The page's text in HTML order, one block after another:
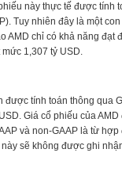
này thực tế được tính
Tuy nhiên đây là một
AMD chỉ có khả năng
1,307 tỷ USD.
được tính toán thông qua
Giá cổ phiếu của
và non-GAAP là từ
sẽ không được ghi